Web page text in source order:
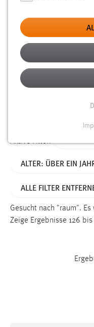
Typ
Erstellungsdatum
Alter
Aktive Filter:
ALTER: ÜBER EIN
ALLE FILTER
Gesucht nach "raum". Es
Zeige Ergebnisse 126 bis
Funktionen und
Name:
Dieser Cookie